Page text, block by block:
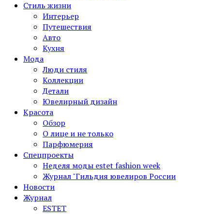
Стиль жизни
Интерьер
Путешествия
Авто
Кухня
Мода
Люди стиля
Коллекции
Детали
Ювелирный дизайн
Красота
Обзор
О лице и не только
Парфюмерия
Спецпроекты
Неделя моды estet fashion week
Журнал "Гильдия ювелиров России
Новости
Журнал
ESTET